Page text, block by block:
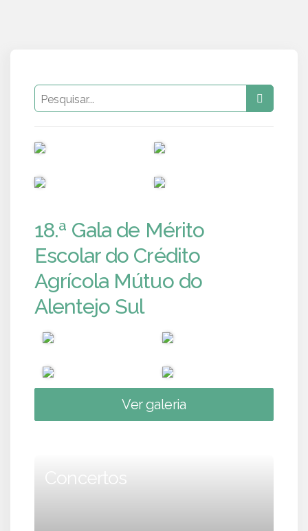
18.ª Gala de Mérito
Escolar do Crédito
Agrícola Mútuo do
Alentejo Sul
Ver galeria
Concertos